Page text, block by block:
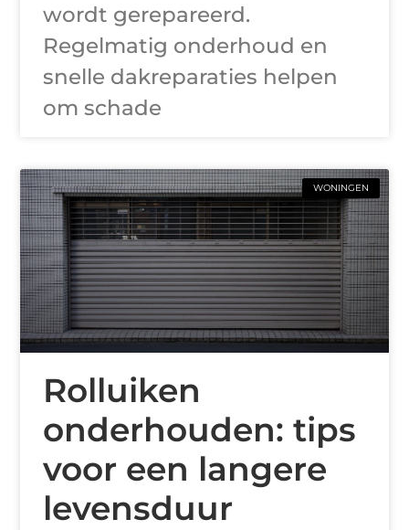
wordt gerepareerd.
Regelmatig onderhoud en
snelle dakreparaties helpen
om schade
WONINGEN
Rolluiken
onderhouden: tips
voor een langere
levensduur